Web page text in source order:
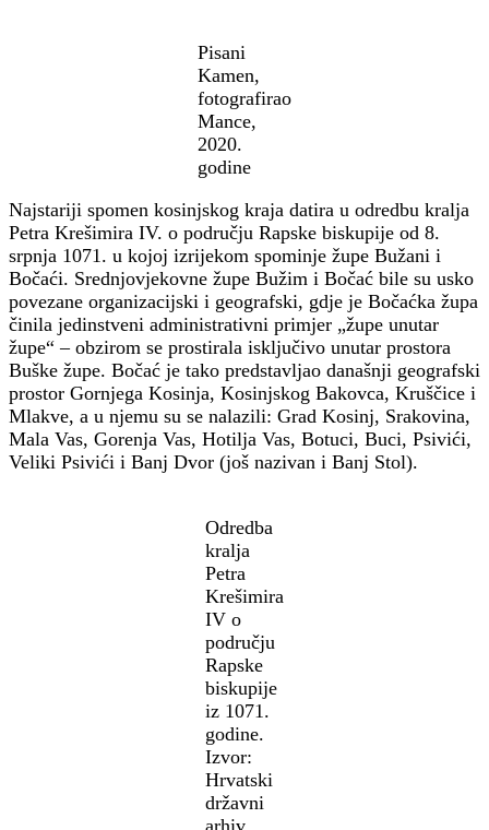
Pisani
Kamen,
fotografirao
Mance,
2020.
godine
Najstariji spomen kosinjskog kraja datira u odredbu kralja
Petra Krešimira IV. o području Rapske biskupije od 8.
srpnja 1071. u kojoj izrijekom spominje župe Bužani i
Bočaći. Srednjovjekovne župe Bužim i Bočać bile su usko
povezane organizacijski i geografski, gdje je Bočaćka župa
činila jedinstveni administrativni primjer „župe unutar
župe“ – obzirom se prostirala isključivo unutar prostora
Buške župe. Bočać je tako predstavljao današnji geografski
prostor Gornjega Kosinja, Kosinjskog Bakovca, Kruščice i
Mlakve, a u njemu su se nalazili: Grad Kosinj, Srakovina,
Mala Vas, Gorenja Vas, Hotilja Vas, Botuci, Buci, Psivići,
Veliki Psivići i Banj Dvor (još nazivan i Banj Stol).
Odredba
kralja
Petra
Krešimira
IV o
području
Rapske
biskupije
iz 1071.
godine.
Izvor:
Hrvatski
državni